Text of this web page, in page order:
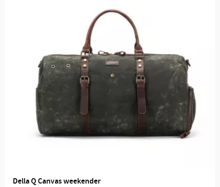
Della Q Canvas weekender